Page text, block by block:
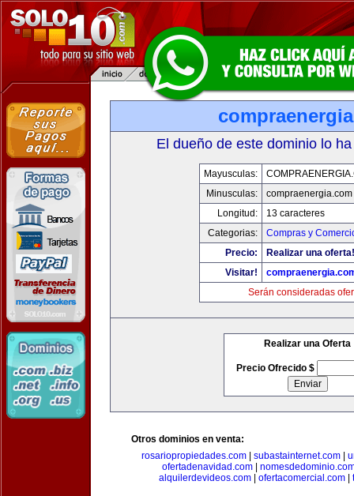
El dueño de este dominio lo
Mayusculas:
Minusculas:
compraenergia.com
Longitud:
13 caracteres
Categorias:
Compras y
Precio:
Realizar una oferta!
Visitar!
Serán consideradas
Realizar una Oferta
Precio Ofrecido $
Otros dominios en venta:
rosariopropiedades.com| subastainternet.com|
ofertadenavidad.com|
alquilerdevideos.com
ofertacomercial.com